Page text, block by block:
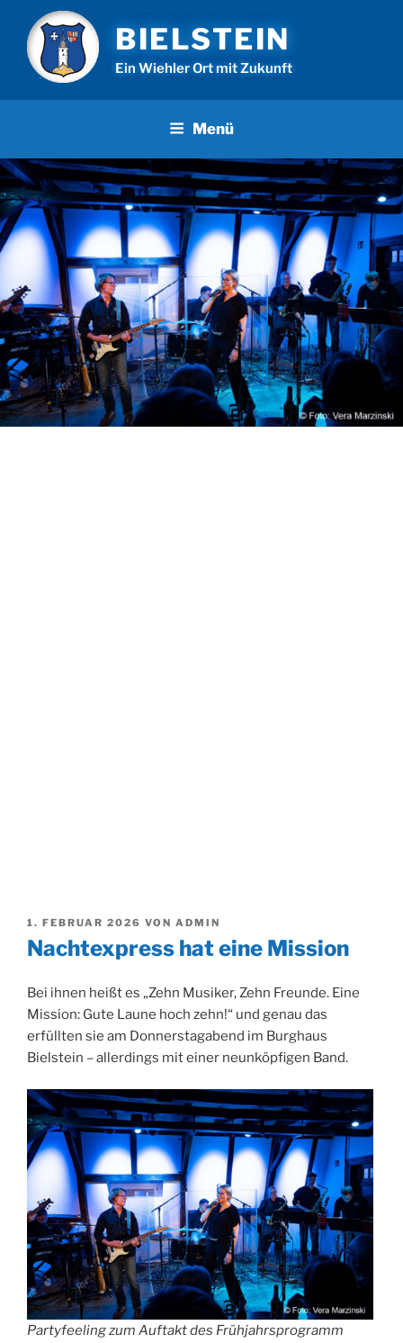
Inhalt
springen
BIELSTEIN
Ein Wiehler Ort mit Zukunft
Menü
VERÖFFENTLICHT
AM
1. FEBRUAR 2026 VON ADMIN
Nachtexpress hat eine Mission
Bei ihnen heißt es „Zehn Musiker, Zehn Freunde. Eine
Mission: Gute Laune hoch zehn!“ und genau das
erfüllten sie am Donnerstagabend im Burghaus
Bielstein – allerdings mit einer neunköpfigen Band.
Partyfeeling zum Auftakt des Frühjahrsprogramm